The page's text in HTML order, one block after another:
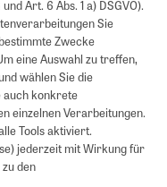
Art. 6 Abs. 1 a) DSGVO).
Sie
Zwecke
eine Auswahl zu treffen,
wählen Sie die
auch konkrete
einzelnen Verarbeitungen.
Tools aktiviert.
jederzeit mit Wirkung für
den
ausgeschlossen.
finden Sie hier.
Versandkosten
Pinterest